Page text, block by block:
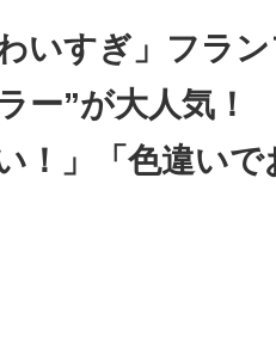
いすぎ」フラ
ー”が大人気！
！」「色違いで